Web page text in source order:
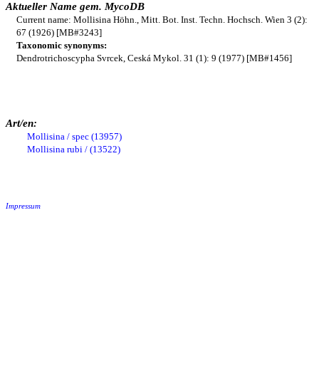
Aktueller Name gem. MycoDB
Current name: Mollisina Höhn., Mitt. Bot. Inst. Techn. Hochsch. Wien 3 (2):
67 (1926) [MB#3243]
Taxonomic synonyms:
Dendrotrichoscypha Svrcek, Ceská Mykol. 31 (1): 9 (1977) [MB#1456]
Art/en:
Mollisina / spec (13957)
Mollisina rubi / (13522)
Impressum